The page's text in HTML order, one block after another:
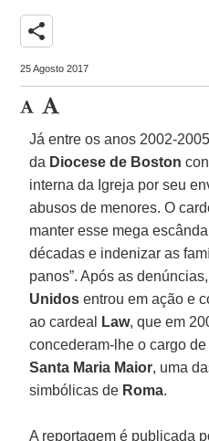
share
25 Agosto 2017
Já entre os anos 2002-
da Diocese de Boston
interna da Igreja por seu
abusos de menores. O
manter esse mega
décadas e indenizar as
panos”. Após as
Unidos entrou em ação e
ao cardeal
Law, que em
concederam-lhe o cargo
Santa Maria Maior, uma
simbólicas de Roma.
A reportagem é publicada